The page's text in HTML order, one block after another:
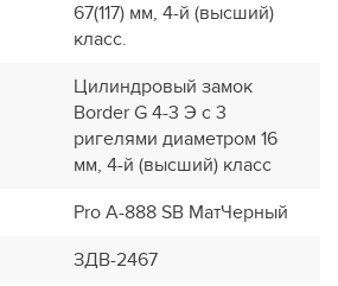
67(117) мм, 4-й (высший)
класс.
Цилиндровый замок
Border G 4-3 Э с 3
ригелями диаметром 16
мм, 4-й (высший) класс
Pro A-888 SB МатЧерный
ЗДВ-2467